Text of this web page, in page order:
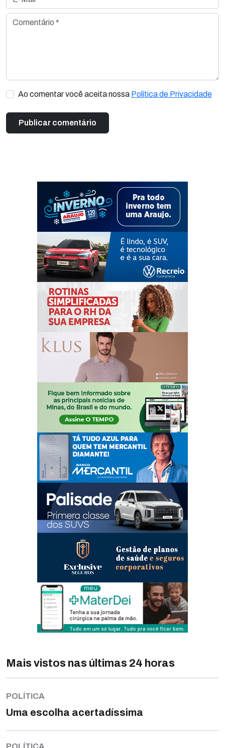
Comentário *
Ao comentar você aceita nossa Política de Privacidade
Mais vistos nas últimas 24 horas
POLÍTICA
Uma escolha acertadíssima